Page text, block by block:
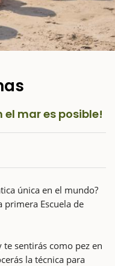
mar es posible!
única en el mundo?
primera Escuela de
sentirás como pez en
la técnica para